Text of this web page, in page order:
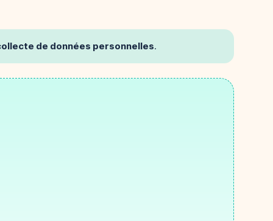
de données personnelles.